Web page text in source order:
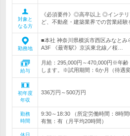
対象と
なる方
《必須要件》◎高卒以上 ◎インテ
ど、不動産・建築業界での営業経験
勤務地
■本社 神奈川県横浜市西区みなとみ
A3F 《最寄駅》京浜東北線／桜…
給与
月給：295,000円～470,000円※年
します。※試用期間：6か月（待遇変
初年度
年収
336万円～500万円
勤務
時間
9:30～18:30 （所定労働時間：8時
有無：有（月平均20時間）
休日